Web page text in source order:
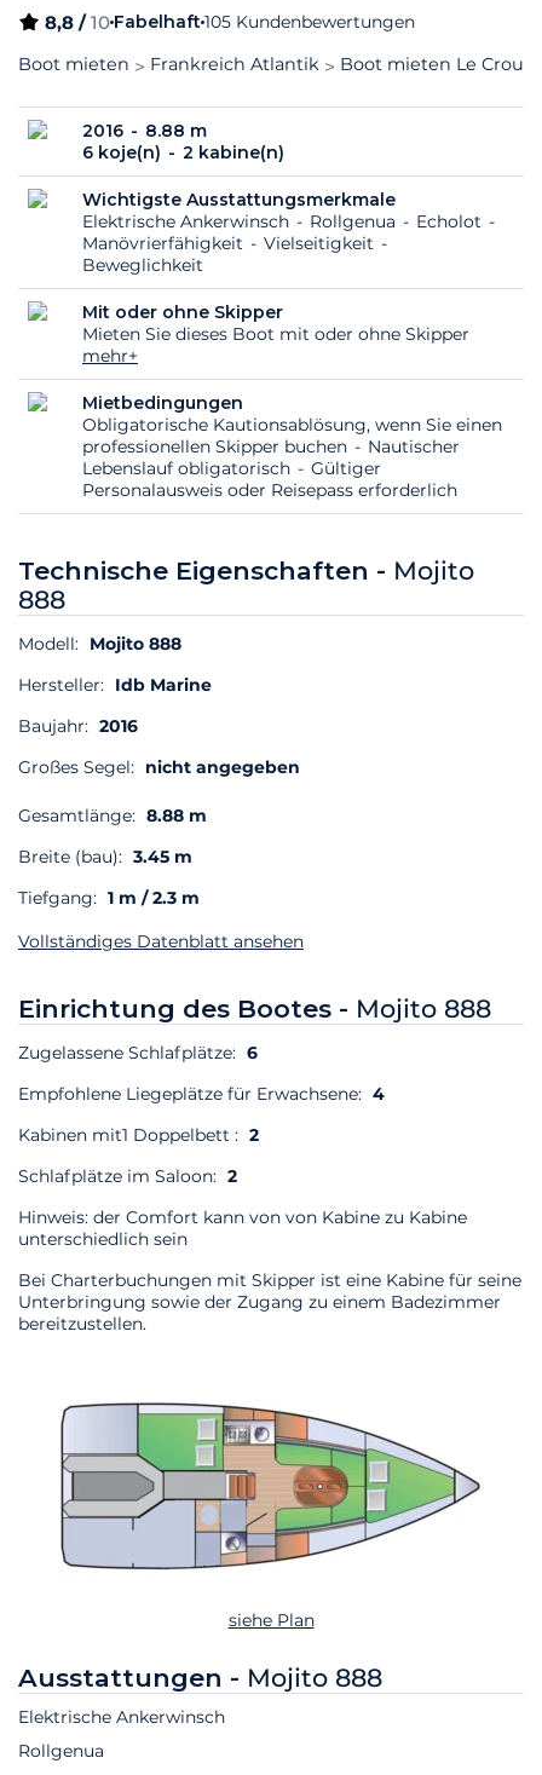
8,8 /10 Fabelhaft105 Kundenbewertungen
Boot mieten
Frankreich Atlantik Boot mieten Le
2016
8.88 m
6 koje(n)
2 kabine(n)
Wichtigste Ausstattungsmerkmale
Elektrische Ankerwinsch
Rollgenua
Echolot
Manövrierfähigkeit
Vielseitigkeit
Beweglichkeit
Mit oder ohne Skipper
Mieten Sie dieses Boot mit oder ohne Skipper
mehr+
Mietbedingungen
Obligatorische Kautionsablösung, wenn Sie einen
professionellen Skipper buchen
Nautischer
Lebenslauf obligatorisch
Gültiger
Personalausweis oder Reisepass erforderlich
Technische Eigenschaften - Mojito
888
Modell: Mojito 888
Hersteller: Idb Marine
Baujahr: 2016
Großes Segel: nicht angegeben
Gesamtlänge: 8.88 m
Breite (bau): 3.45 m
Tiefgang: 1 m / 2.3 m
Vollständiges Datenblatt ansehen
Einrichtung des Bootes - Mojito 888
Zugelassene Schlafplätze: 6
Empfohlene Liegeplätze für Erwachsene: 4
Kabinen mit1 Doppelbett : 2
Schlafplätze im Saloon: 2
Hinweis: der Comfort kann von von Kabine zu Kabine
unterschiedlich sein
Bei Charterbuchungen mit Skipper ist eine Kabine für seine
Unterbringung sowie der Zugang zu einem Badezimmer
bereitzustellen.
siehe Plan
Ausstattungen - Mojito 888
Elektrische Ankerwinsch
Rollgenua